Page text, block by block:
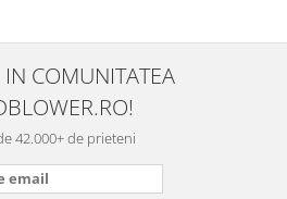
este sigură, fără scurgeri. O
folosesc aproape zilnic la
serviciu și sunt foarte
mulțumită.
IN COMUNITATEA
42.000+ de prieteni